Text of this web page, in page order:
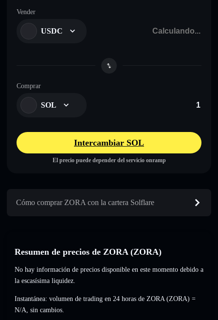
Vender
USDC
Comprar
SOL
Intercambiar SOL
El precio puede depender del servicio onramp
Cómo comprar ZORA con la cartera Solflare
Resumen de precios de ZORA (ZORA)
No hay información de precios disponible en este momento debido a
la escasísima liquidez.
Instantánea: volumen de trading en 24 horas de ZORA (ZORA) =
N/A, sin cambios.